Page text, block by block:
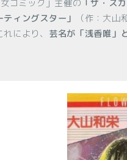
コミック」主催の 「ザ・ス
ティングスター」 （作：大
により、 芸名が「浅香唯」